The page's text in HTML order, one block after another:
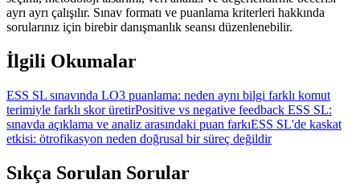
ayrı ayrı çalışılır. Sınav formatı ve puanlama kriterleri hakkında
sorularınız için birebir danışmanlık seansı düzenlenebilir.
İlgili Okumalar
ESS SL sınavında LO3 puanlama: neden aynı bilgi farklı komut
terimiyle farklı skor üretirPositive vs negative feedback ESS SL:
sınavda açıklama ve analiz arasındaki puan farkıESS SL'de kaskat
etkisi: ötrofikasyon neden doğrusal bir süreç değildir
Sıkça Sorulan Sorular